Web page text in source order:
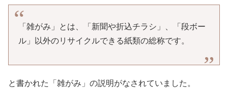
「雑がみ」とは、「新聞や折込チラシ」、「段ボー
ル」以外のリサイクルできる紙類の総称です。
と書かれた「雑がみ」の説明がなされていました。